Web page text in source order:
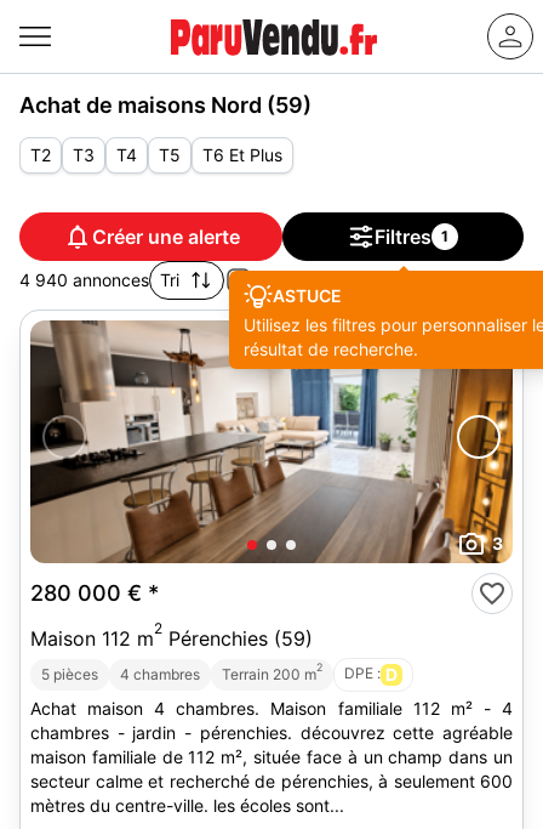
Achat de maisons Nord (59)
T2 T3 T4 T5 T6 Et Plus
Créer une alerte Filtres 1
ASTUCE
Utilisez les filtres pour personnaliser
résultat de recherche.
4 940 annonces Tri
3
280 000 € *
Maison 112 m2 Pérenchies (59)
5 pièces 4 chambres Terrain 200 m2 DPE : D
Achat maison 4 chambres. Maison familiale 112 m² - 4
chambres - jardin - pérenchies. découvrez cette agréable
maison familiale de 112 m², située face à un champ dans un
secteur calme et recherché de pérenchies, à seulement 600
mètres du centre-ville. les écoles sont...